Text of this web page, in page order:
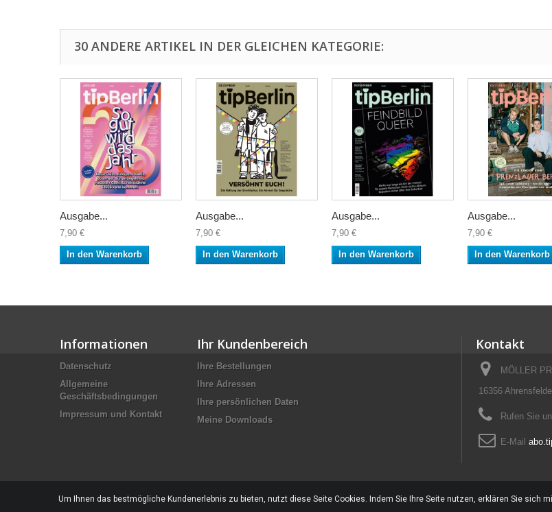
30 ANDERE ARTIKEL IN DER GLEICHEN KATEGORIE:
Ausgabe...
7,90 €
In den Warenkorb
Ausgabe...
7,90 €
In den Warenkorb
Ausgabe...
7,90 €
In den Warenkorb
Ausgabe...
7,90 €
In den Warenkorb
Informationen
Datenschutz
Allgemeine
Geschäftsbedingungen
Impressum und Kontakt
Ihr Kundenbereich
Ihre Bestellungen
Ihre Adressen
Ihre persönlichen Daten
Meine Downloads
Kontakt
MÖLLER
16356
Rufen Sie
E-Mail
Um Ihnen das bestmögliche Kundenerlebnis zu bieten, nutzt diese Seite Cookies. Indem Sie Ihre Seite nutzen, erklären Sie sich